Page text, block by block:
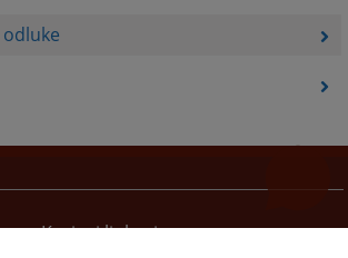
Korisni linkovi